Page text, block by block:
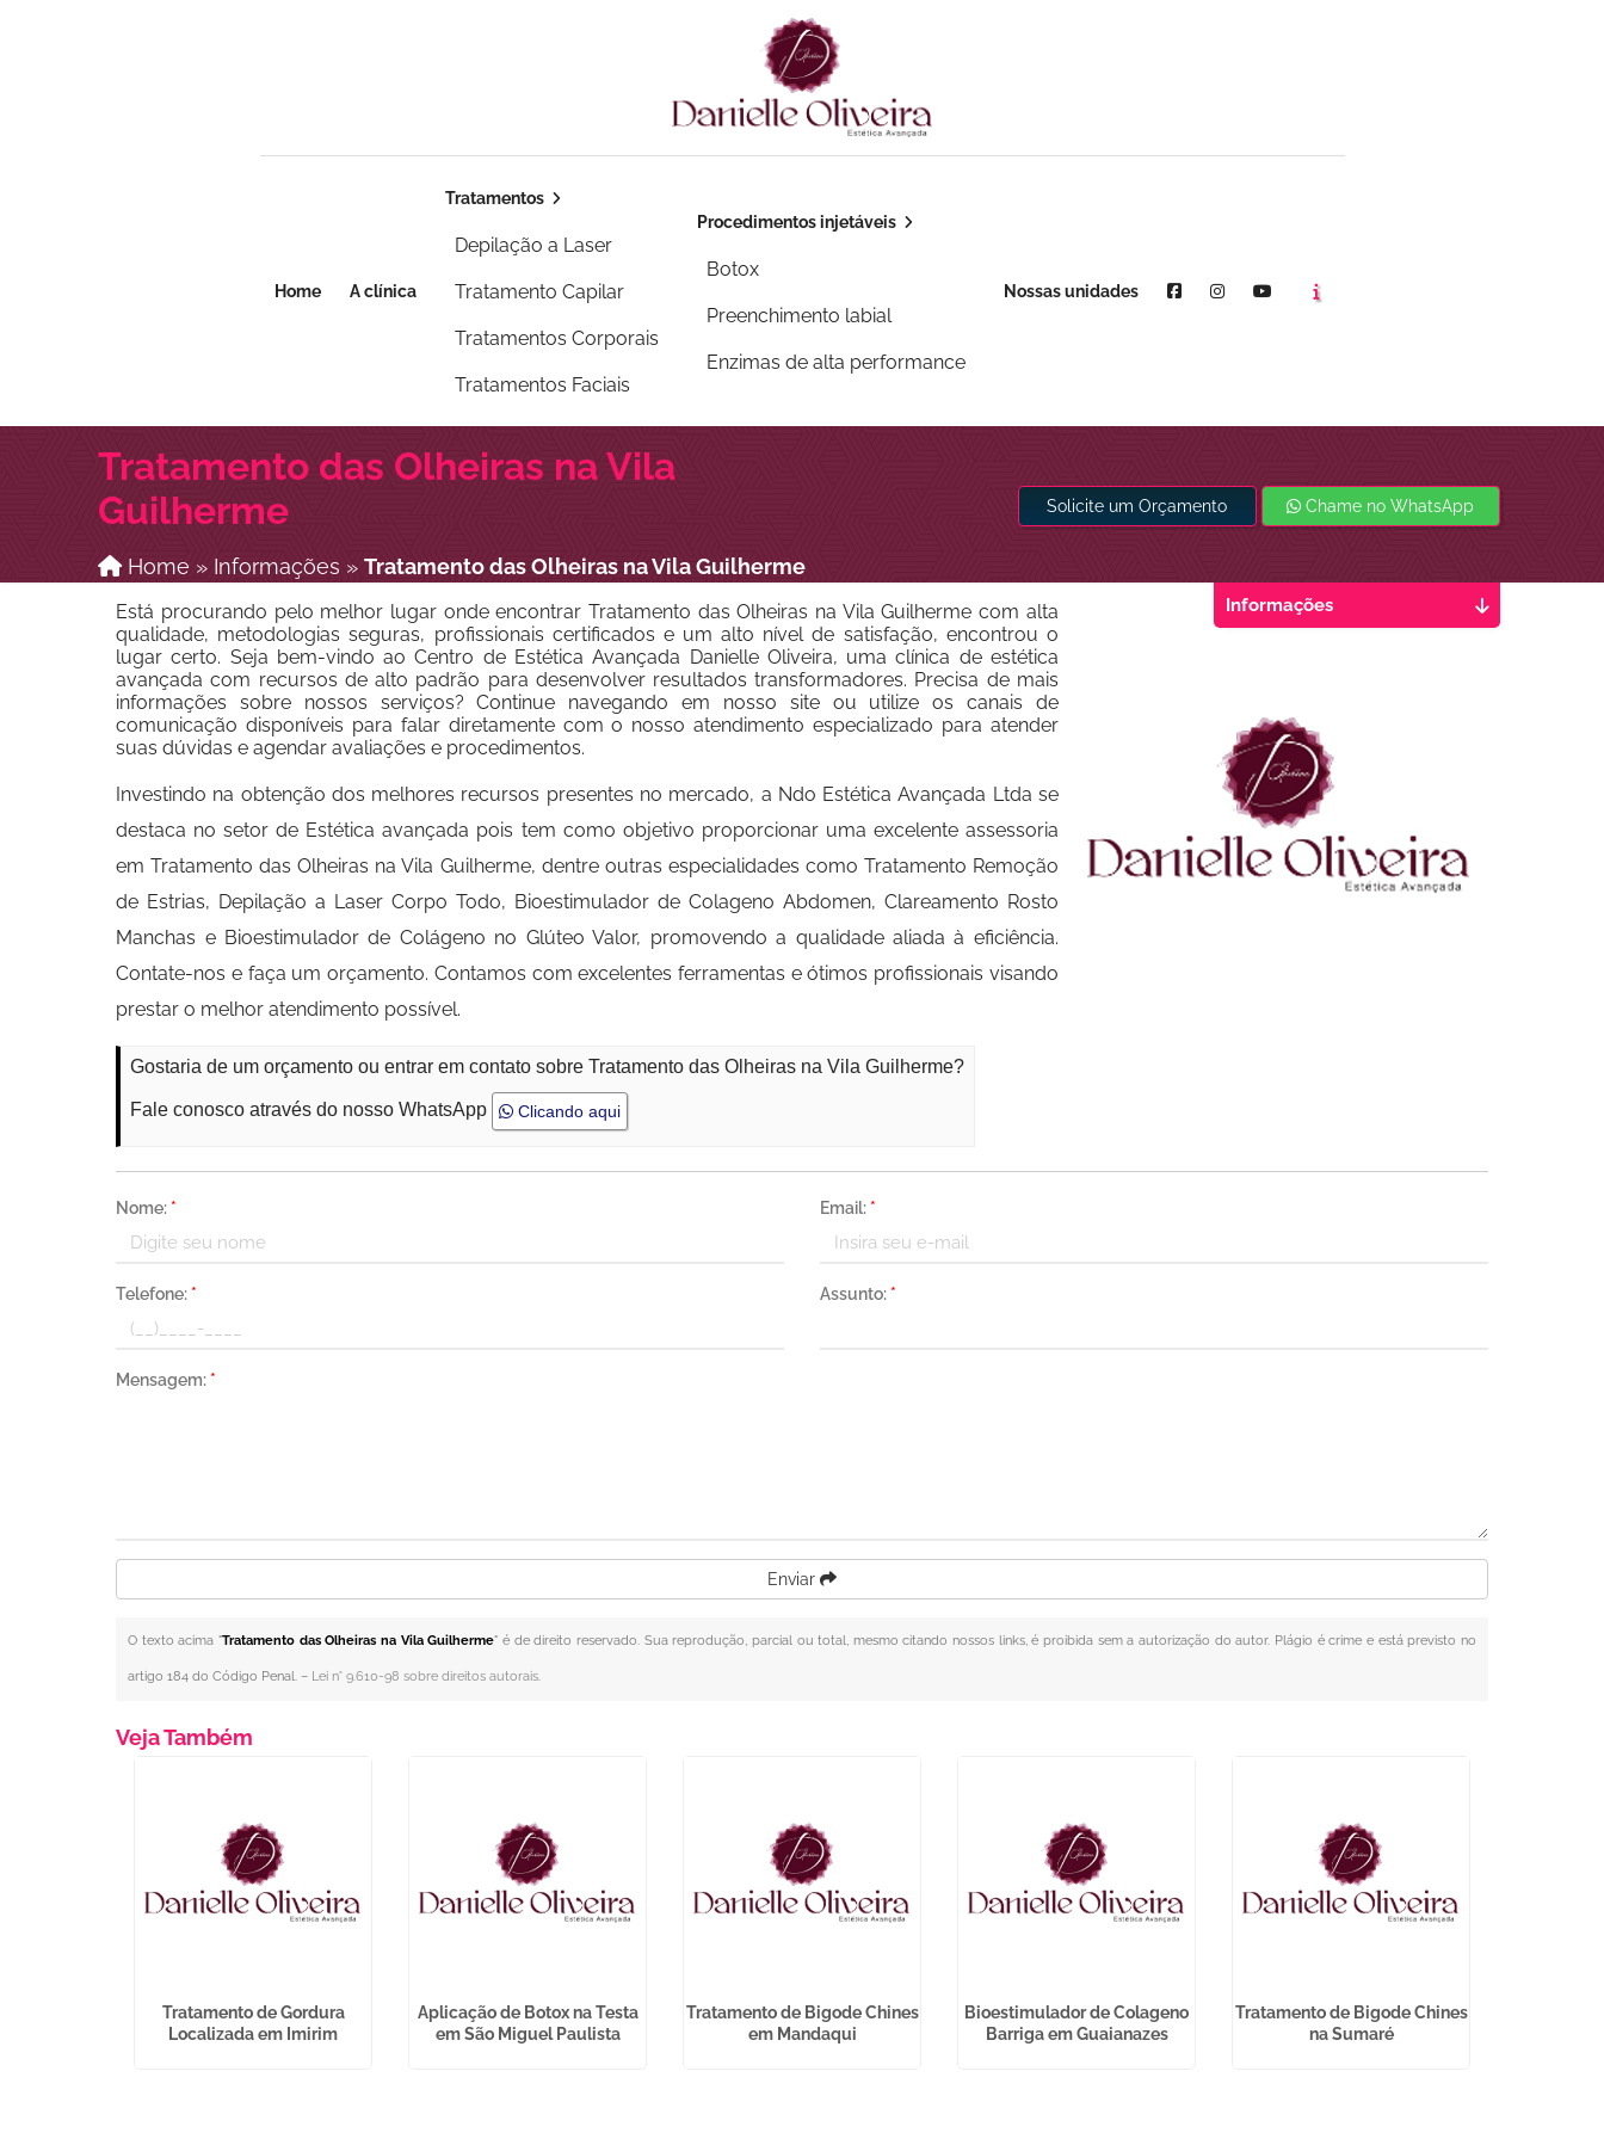
Home A clínica
Tratamentos
Depilação a Laser
Tratamento Capilar
Tratamentos Corporais
Tratamentos Faciais
Procedimentos injetáveis
Botox
Preenchimento labial
Enzimas de alta performance
Nossas unidades Youtube
Tratamento das Olheiras na Vila
Guilherme
Home » Informações »Tratamento das Olheiras na Vila Guilherme
Solicite um Orçamento Chame no WhatsApp
Está procurando pelo melhor lugar onde encontrar Tratamento das Olheiras na Vila Guilherme com alta
qualidade, metodologias seguras, profissionais certificados e um alto nível de satisfação, encontrou o
lugar certo. Seja bem-vindo ao Centro de Estética Avançada Danielle Oliveira, uma clínica de estética
avançada com recursos de alto padrão para desenvolver resultados transformadores. Precisa de mais
informações sobre nossos serviços? Continue navegando em nosso site ou utilize os canais de
comunicação disponíveis para falar diretamente com o nosso atendimento especializado para atender
suas dúvidas e agendar avaliações e procedimentos.
Investindo na obtenção dos melhores recursos presentes no mercado, a Ndo Estética Avançada Ltda se
destaca no setor de Estética avançada pois tem como objetivo proporcionar uma excelente assessoria
em Tratamento das Olheiras na Vila Guilherme, dentre outras especialidades como Tratamento Remoção
de Estrias, Depilação a Laser Corpo Todo, Bioestimulador de Colageno Abdomen, Clareamento Rosto
Manchas e Bioestimulador de Colágeno no Glúteo Valor, promovendo a qualidade aliada à eficiência.
Contate-nos e faça um orçamento. Contamos com excelentes ferramentas e ótimos profissionais visando
prestar o melhor atendimento possível.
Gostaria de um orçamento ou entrar em contato sobre Tratamento das Olheiras na Vila Guilherme?
Fale conosco através do nosso WhatsApp Clicando aqui
Nome: * Email: *
Telefone: * Assunto: *
Mensagem: *
Enviar
O texto acima "Tratamento das Olheiras na Vila Guilherme" é de direito reservado. Sua reprodução, parcial ou total, mesmo citando nossos links, é proibida sem a autorização do autor. Plágio é crime e está previsto no
artigo 184 do Código Penal. – Lei n° 9.610-98 sobre direitos autorais.
Informações
Veja Também
Tratamento de Gordura
Localizada em Imirim
Aplicação de Botox na Testa
em São Miguel Paulista
Tratamento de Bigode Chines
em Mandaqui
Bioestimulador de Colageno
Barriga em Guaianazes
Tratamento de Bigode Chines
na Sumaré